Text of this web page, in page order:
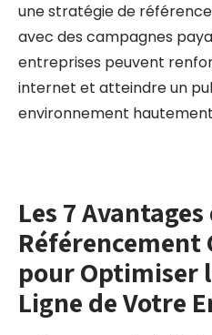
une stratégie de
avec des campagnes
entreprises peuvent
internet et atteindre un
environnement
Les 7 Avantages
Référencement
pour Optimiser
Ligne de Votre